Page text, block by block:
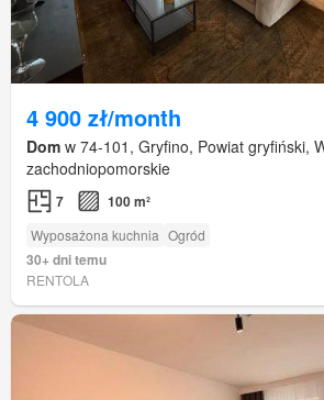
4 900 zł/month
Dom w 74-101, Gryfino, Powiat gryfiński,
zachodniopomorskie
7 100 m²
Wyposażona kuchnia Ogród
30+ dni temu
RENTOLA